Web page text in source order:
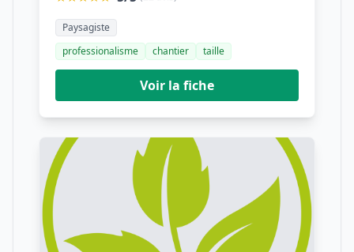
Paysagiste
professionalisme
chantier taille
Voir la fiche